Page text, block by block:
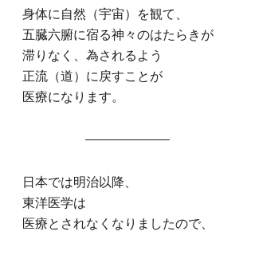
身体に自然（宇宙）を観て、
五臓六腑に宿る神々のはたらきが
滞りなく、為されるよう
正流（道）に戻すことが
医療になります。
日本では明治以降、
東洋医学は
医療とされなくなりましたので、